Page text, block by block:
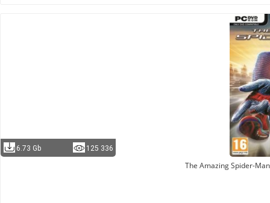
6.73 Gb 125 336
The Amazing Spider-